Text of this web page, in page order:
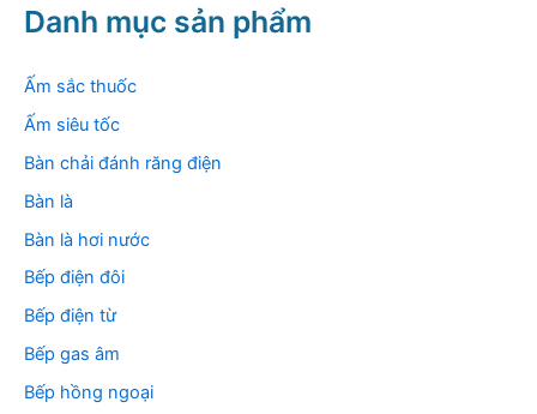
k
i
m
Danh mục sản phẩm
Ấm sắc thuốc
Ấm siêu tốc
Bàn chải đánh răng điện
Bàn là
Bàn là hơi nước
Bếp điện đôi
Bếp điện từ
Bếp gas âm
Bếp hồng ngoại